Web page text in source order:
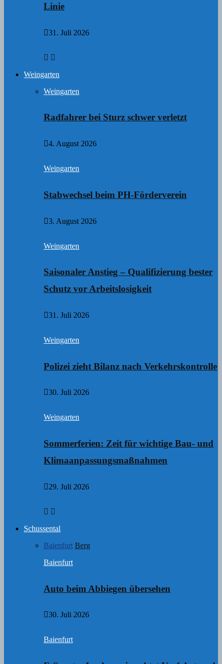
Linie
31. Juli 2026
Weingarten
Weingarten
Radfahrer bei Sturz schwer verletzt
4. August 2026
Weingarten
Stabwechsel beim PH-Förderverein
3. August 2026
Weingarten
Saisonaler Anstieg – Qualifizierung bester
Schutz vor Arbeitslosigkeit
31. Juli 2026
Weingarten
Polizei zieht Bilanz nach Verkehrskontrolle
30. Juli 2026
Weingarten
Sommerferien: Zeit für wichtige Bau- und
Klimaanpassungsmaßnahmen
29. Juli 2026
Schussental
Baienfurt Berg
Baienfurt
Auto beim Abbiegen übersehen
30. Juli 2026
Baienfurt